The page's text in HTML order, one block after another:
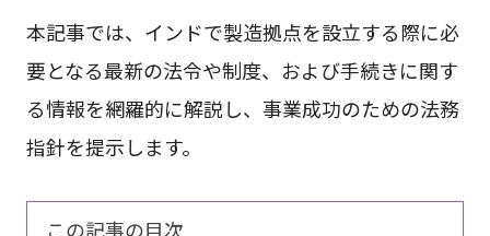
本記事では、インドで製造拠点を設立する際に必
要となる最新の法令や制度、および手続きに関す
る情報を網羅的に解説し、事業成功のための法務
指針を提示します。
この記事の目次